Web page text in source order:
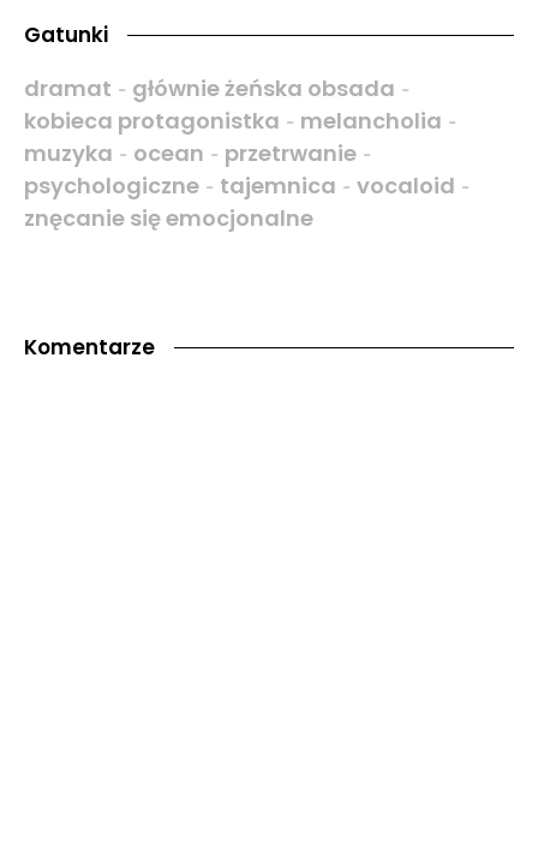
Gatunki
dramat - głównie żeńska obsada -
kobieca protagonistka - melancholia -
muzyka - ocean - przetrwanie -
psychologiczne - tajemnica - vocaloid -
znęcanie się emocjonalne
Komentarze